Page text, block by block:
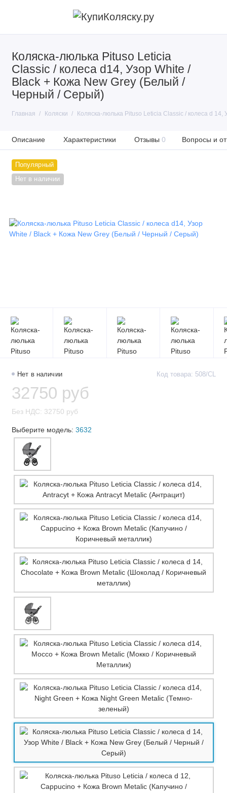
Коляска-люлька Pituso Leticia
Classic / колеса d14, Узор White /
Black + Кожа New Grey (Белый /
Черный / Серый)
Главная Коляски Коляска-люлька Pituso Leticia Classic / колеса d
Описание Характеристики Отзывы 0 Вопросы и
Популярный
Нет в наличии
Нет в наличии Код товара: 508/CL
32750 руб
Без НДС: 32750 руб
Выберите модель: 3632